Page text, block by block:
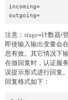
incoming=
注意：stage=计数器/
即使输入输出变量会
息有效。其它情况下
在做回复时，认证服
误提示形式进行回复。
回复格式如下：